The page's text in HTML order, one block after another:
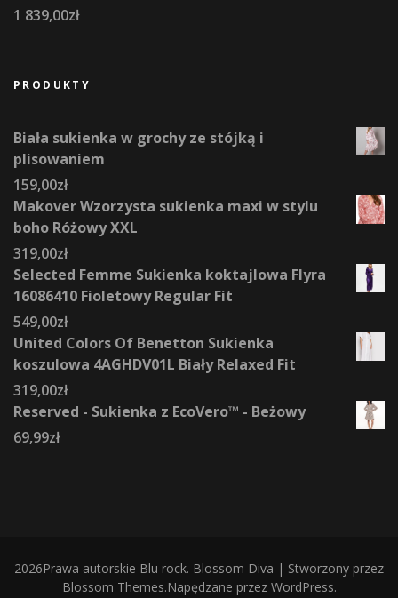
1 839,00zł
PRODUKTY
Biała sukienka w grochy ze stójką i
plisowaniem
159,00zł
Makover Wzorzysta sukienka maxi w stylu
boho Różowy XXL
319,00zł
Selected Femme Sukienka koktajlowa Flyra
16086410 Fioletowy Regular Fit
549,00zł
United Colors Of Benetton Sukienka
koszulowa 4AGHDV01L Biały Relaxed Fit
319,00zł
Reserved - Sukienka z EcoVero™ - Beżowy
69,99zł
2026Prawa autorskie Blu rock. Blossom Diva | Stworzony przez
Blossom Themes.Napędzane przez WordPress.